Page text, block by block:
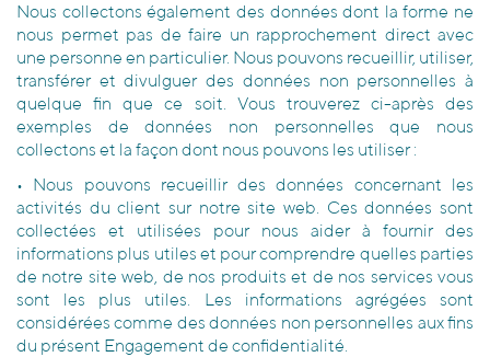
Nous collectons également des données dont la forme ne
nous permet pas de faire un rapprochement direct avec
une personne en particulier. Nous pouvons recueillir, utiliser,
transférer et divulguer des données non personnelles à
quelque fin que ce soit. Vous trouverez ci-après des
exemples de données non personnelles que nous
collectons et la façon dont nous pouvons les utiliser :
• Nous pouvons recueillir des données concernant les
activités du client sur notre site web. Ces données sont
collectées et utilisées pour nous aider à fournir des
informations plus utiles et pour comprendre quelles parties
de notre site web, de nos produits et de nos services vous
sont les plus utiles. Les informations agrégées sont
considérées comme des données non personnelles aux fins
du présent Engagement de confidentialité.